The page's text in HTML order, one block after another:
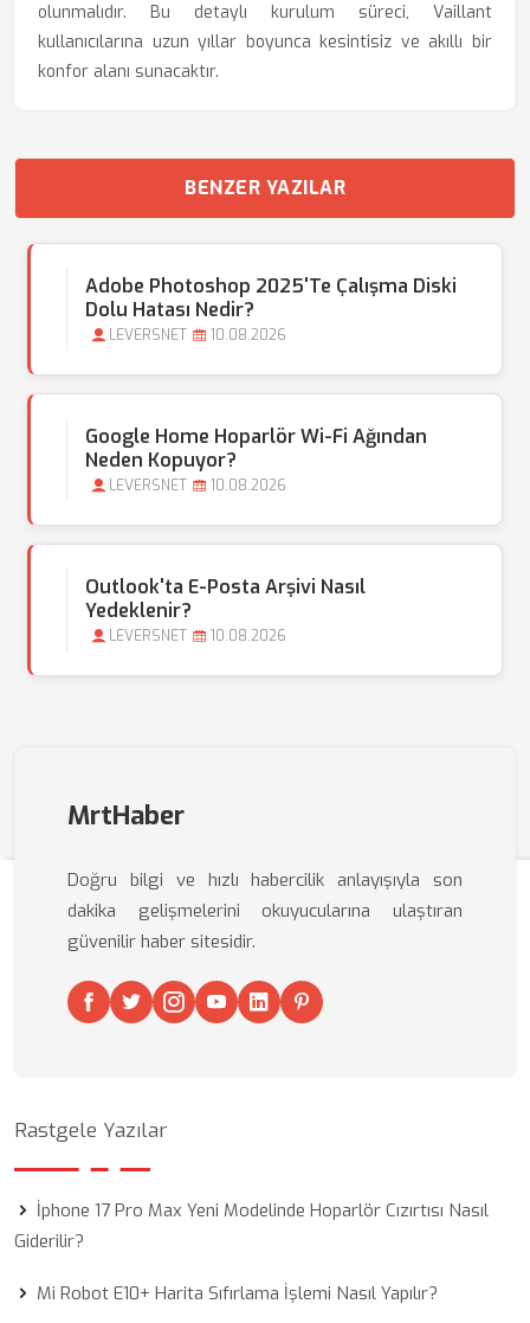
olunmalıdır. Bu detaylı kurulum süreci, Vaillant
kullanıcılarına uzun yıllar boyunca kesintisiz ve akıllı bir
konfor alanı sunacaktır.
BENZER YAZILAR
Adobe Photoshop 2025'te Çalışma Diski
Dolu Hatası Nedir?
LEVERSNET 10.08.2026
Google Home Hoparlör Wi-Fi Ağından
Neden Kopuyor?
LEVERSNET 10.08.2026
Outlook'ta E-Posta Arşivi Nasıl
Yedeklenir?
LEVERSNET 10.08.2026
MrtHaber
Doğru bilgi ve hızlı habercilik anlayışıyla son
dakika gelişmelerini okuyucularına ulaştıran
güvenilir haber sitesidir.
Rastgele Yazılar
İphone 17 Pro Max Yeni Modelinde Hoparlör Cızırtısı Nasıl
Giderilir?
Mi Robot E10+ Harita Sıfırlama İşlemi Nasıl Yapılır?